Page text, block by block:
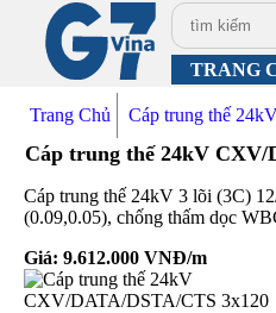
TRANG
Trang Chủ Cáp trung thế
Cáp trung thế 24kV CXV/
Cáp trung thế 24kV 3 lõi (3C)
(0.09,0.05), chống thấm dọc
Giá:9.612.000 VNĐ/m